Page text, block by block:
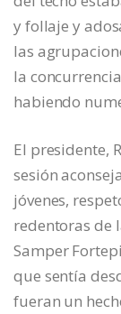
y follaje y
las
la
habiendo
El presidente,
sesión
jóvenes,
redentoras de
Samper
que sentía
fueran un